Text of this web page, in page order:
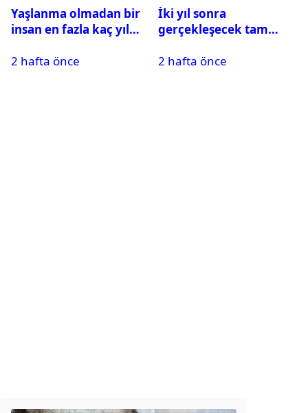
Yaşlanma olmadan bir
insan en fazla kaç yıl
2 hafta önce
İki yıl sonra
gerçekleşecek tam
oteller şimdiden doldu
2 hafta önce